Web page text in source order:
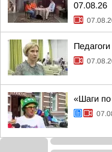
07.08.26
«Шаги